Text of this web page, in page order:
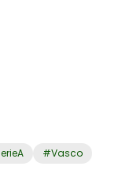
#Vasco